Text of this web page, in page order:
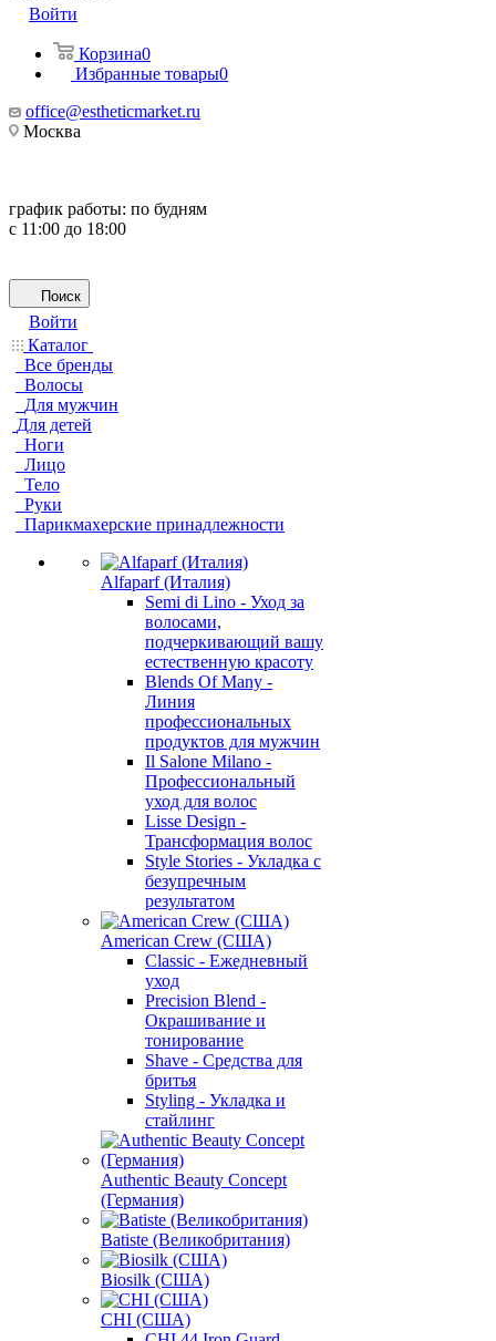
Войти
Корзина0
Избранные товары0
office@estheticmarket.ru
Москва
график работы: по будням
с 11:00 до 18:00
Поиск
Войти
Каталог
Все бренды
Волосы
Для мужчин
Для детей
Ноги
Лицо
Тело
Руки
Парикмахерские принадлежности
Alfaparf (Италия)
Semi di Lino - Уход за
волосами,
подчеркивающий вашу
естественную красоту
Blends Of Many -
Линия
профессиональных
продуктов для мужчин
Il Salone Milano -
Профессиональный
уход для волос
Lisse Design -
Трансформация волос
Style Stories - Укладка с
безупречным
результатом
American Crew (США)
Classic - Ежедневный
уход
Precision Blend -
Окрашивание и
тонирование
Shave - Средства для
бритья
Styling - Укладка и
стайлинг
Authentic Beauty Concept
(Германия)
Batiste (Великобритания)
Biosilk (США)
CHI (США)